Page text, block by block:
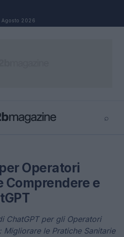
Agosto 2026
⌕
Operatori
Comprendere e
ChatGPT per gli Operatori
Migliorare le Pratiche Sanitarie